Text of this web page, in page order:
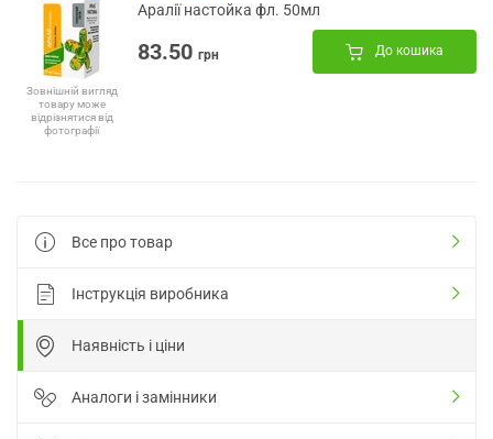
Зовнішній вигляд
товару може
відрізнятися від
фотографії
Аралії настойка фл. 50мл
83.50 грн До кошика
Все про товар
Інструкція виробника
Наявність і ціни
Аналоги і замінники